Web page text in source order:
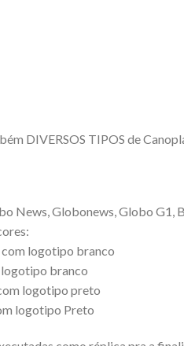
DIVERSOS TIPOS de
News, Globonews, Globo G1,
com logotipo branco
logotipo branco
logotipo preto
logotipo Preto